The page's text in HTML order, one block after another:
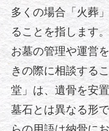
多くの場合「火葬
ることを指します
お墓の管理や運営
きの際に相談する
堂」は、遺骨を安
墓石とは異なる形